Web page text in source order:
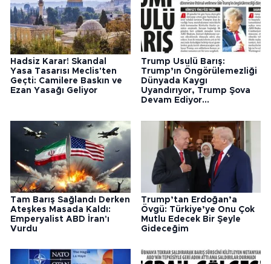
Hadsiz Karar! Skandal
Yasa Tasarısı Meclis'ten
Geçti: Camilere Baskın ve
Ezan Yasağı Geliyor
Trump Usulü Barış:
Trump’ın Öngörülemezliği
Dünyada Kaygı
Uyandırıyor, Trump Şova
Devam Ediyor...
Tam Barış Sağlandı Derken
Ateşkes Masada Kaldı:
Emperyalist ABD İran'ı
Vurdu
Trump’tan Erdoğan’a
Övgü: Türkiye’ye Onu Çok
Mutlu Edecek Bir Şeyle
Gideceğim